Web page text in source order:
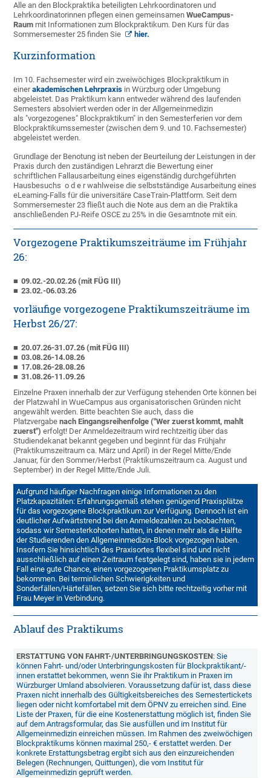
Alle an den Blockpraktika beteiligten Lehrkoordinatoren und
Lehrkoordinatorinnen pflegen einen gemeinsamenWueCampus-
Raum mit Informationen zum Blockpraktikum. Den Kurs für das
Sommersemester 25 finden Sie
hier.
Kurzinformation
Im 10. Fachsemester wird ein zweiwöchiges Blockpraktikum in
einerakademischen Lehrpraxis in Würzburg oder Umgebung
abgeleistet. Das Praktikum kann entweder während des laufenden
Semesters absolviert werden oder in der Allgemeinmedizin
als "vorgezogenes" Blockpraktikum" in den Semesterferien vor dem
Blockpraktikumssemester (zwischen dem 9. und 10. Fachsemester)
abgeleistet werden.
Grundlage der Benotung ist neben der Beurteilung der Leistungen in der
Praxis durch den zuständigen Lehrarzt die Bewertung einer
schriftlichen Fallausarbeitung eines eigenständig durchgeführten
Hausbesuchs o d e r wahlweise die selbstständige Ausarbeitung eines
eLearning-Falls für die universitäre CaseTrain-Plattform. Seit dem
Sommersemester 23 fließt auch die Note aus dem an die Praktika
anschließenden PJ-Reife OSCE zu 25% in die Gesamtnote mit ein.
Vorgezogene Praktikumszeiträume im Frühjahr
26:
09.02.-20.02.26 (mit FÜG III)
23.02.-06.03.26
vorläufige vorgezogene Praktikumszeiträume im
Herbst 26/27:
20.07.26-31.07.26 (mit FÜG III)
03.08.26-14.08.26
17.08.26-28.08.26
31.08.26-11.09.26
Einzelne Praxen innerhalb der zur Verfügung stehenden Orte können bei
der Platzwahl in WueCampus aus organisatorischen Gründen nicht
angewählt werden. Bitte beachten Sie auch, dass die
Platzvergabenach Eingangsreihenfolge ("Wer zuerst kommt, mahlt
zuerst") erfolgt! Der Anmeldezeitraum wird rechtzeitig über das
Studiendekanat bekannt gegeben und beginnt für das Frühjahr
(Praktikumszeitraum ca. März und April) in der Regel Mitte/Ende
Januar, für den Sommer/Herbst (Praktikumszeitraum ca. August und
September) in der Regel Mitte/Ende Juli.
Aufgrund häufiger Nachfragen einige Informationen zu den
Platzkapazitäten: Erfahrungsgemäß stehen genügend Praxisplätze
für das vorgezogene Blockpraktikum zur Verfügung. Dennoch ist ein
deutlicher Aufwärtstrend bei den Anmeldezahlen zu beobachten,
sodass wir Semesterkohorten hatten, in denen mehr als die Hälfte
der Studierenden den Allgemeinmedizin-Block vorgezogen haben.
Insofern Sie hinsichtlich des Praxisortes flexibel sind und nicht
ausschließlich auf einen Zeitraum festgelegt sind, haben sie in jedem
Fall eine gute Chance, einen vorgezogenen Praktikumsplatz zu
bekommen. Bei terminlichen Schwierigkeiten und
Sonderfällen/Härtefällen, setzen Sie sich bitte rechtzeitig vorher mit
Frau Meyer in Verbindung.
Ablauf des Praktikums
ERSTATTUNG VON FAHRT-/UNTERBRINGUNGSKOSTEN: Sie
können Fahrt- und/oder Unterbringungskosten für Blockpraktikant/-
innen erstattet bekommen, wenn Sie ihr Praktikum in Praxen im
Würzburger Umland absolvieren. Voraussetzung dafür ist, dass diese
Praxen nicht innerhalb des Gültigkeitsbereiches des Semestertickets
liegen oder nicht komfortabel mit dem ÖPNV zu erreichen sind. Eine
Liste der Praxen, für die eine Kostenerstattung möglich ist, finden Sie
auf dem Antragsformular, das Sie ausfüllen und im Institut für
Allgemeinmedizin einreichen müssen. Im Rahmen des zweiwöchigen
Blockpraktikums können maximal 250,- € erstattet werden. Der
konkrete Erstattungsbetrag ergibt sich aus den einzureichenden
Belegen (Rechnungen, Quittungen), die vom Institut für
Allgemeinmedizin geprüft werden.